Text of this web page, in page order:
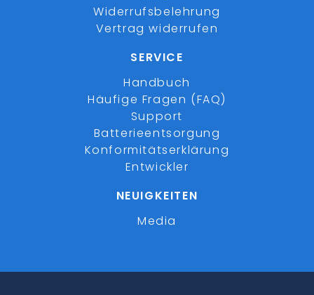
Widerrufsbelehrung
Vertrag widerrufen
SERVICE
Handbuch
Häufige Fragen (FAQ)
Support
Batterieentsorgung
Konformitätserklärung
Entwickler
NEUIGKEITEN
Media